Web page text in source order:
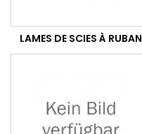
LAMES DE SCIES À RUBAN